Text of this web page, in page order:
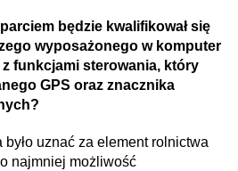
będzie kwalifikował się
wyposażonego w komputer
funkcjami sterowania, który
GPS oraz znacznika
uznać za element rolnictwa
najmniej możliwość